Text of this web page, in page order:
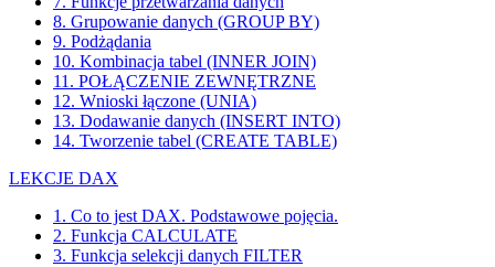
8. Grupowanie danych (GROUP BY)
9. Podżądania
10. Kombinacja tabel (INNER JOIN)
11. POŁĄCZENIE ZEWNĘTRZNE
12. Wnioski łączone (UNIA)
13. Dodawanie danych (INSERT INTO)
14. Tworzenie tabel (CREATE TABLE)
LEKCJE DAX
1. Co to jest DAX. Podstawowe pojęcia.
2. Funkcja CALCULATE
3. Funkcja selekcji danych FILTER